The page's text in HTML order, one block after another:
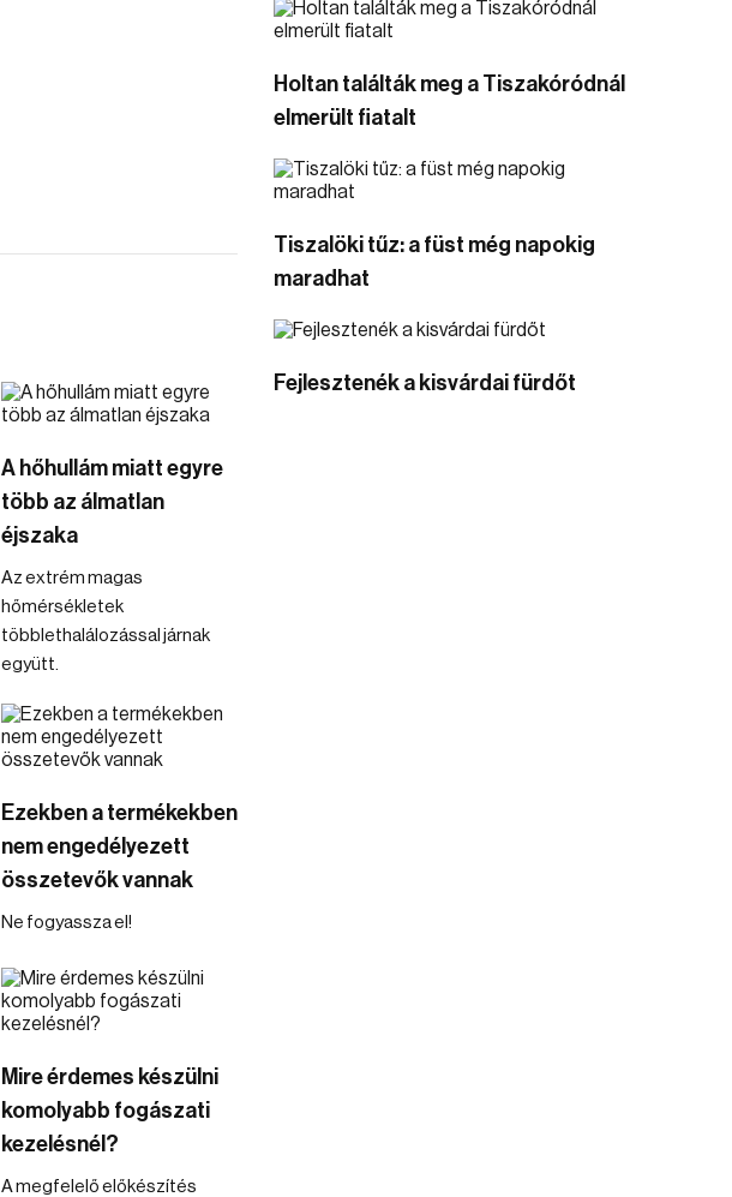
A hőhullám miatt egyre
több az álmatlan
éjszaka
Az extrém magas
hőmérsékletek
többlethalálozással járnak
együtt.
Ezekben a termékekben
nem engedélyezett
összetevők vannak
Ne fogyassza el!
Mire érdemes készülni
komolyabb fogászati
kezelésnél?
A megfelelő előkészítés
Holtan találták meg a Tiszakóródnál
elmerült fiatalt
Tiszalöki tűz: a füst még napokig
maradhat
Fejlesztenék a kisvárdai fürdőt